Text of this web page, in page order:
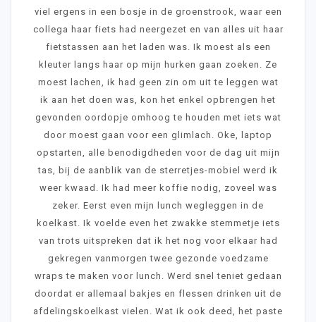
viel ergens in een bosje in de groenstrook, waar een
collega haar fiets had neergezet en van alles uit haar
fietstassen aan het laden was. Ik moest als een
kleuter langs haar op mijn hurken gaan zoeken. Ze
moest lachen, ik had geen zin om uit te leggen wat
ik aan het doen was, kon het enkel opbrengen het
gevonden oordopje omhoog te houden met iets wat
door moest gaan voor een glimlach. Oke, laptop
opstarten, alle benodigdheden voor de dag uit mijn
tas, bij de aanblik van de sterretjes-mobiel werd ik
weer kwaad. Ik had meer koffie nodig, zoveel was
zeker. Eerst even mijn lunch wegleggen in de
koelkast. Ik voelde even het zwakke stemmetje iets
van trots uitspreken dat ik het nog voor elkaar had
gekregen vanmorgen twee gezonde voedzame
wraps te maken voor lunch. Werd snel teniet gedaan
doordat er allemaal bakjes en flessen drinken uit de
afdelingskoelkast vielen. Wat ik ook deed, het paste